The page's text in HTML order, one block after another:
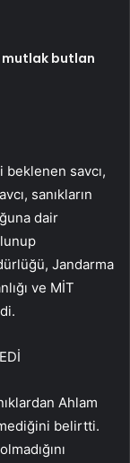
mutlak butlan
savcı,
sanıkların
dair
Jandarma
ve MİT
Ahlam
belirtti.